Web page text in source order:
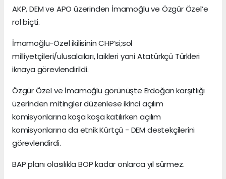
AKP, DEM ve APO üzerinden İmamoğlu ve Özgür Özel’e
rol biçti.
İmamoğlu-Özel ikilisinin CHP’si;sol
milliyetçileri/ulusalcıları, laikleri yani Atatürkçü Türkleri
iknaya görevlendirildi.
Özgür Özel ve İmamoğlu görünüşte Erdoğan karşıtlığı
üzerinden mitingler düzenlese ikinci açılım
komisyonlarına koşa koşa katılırken açılım
komisyonlarına da etnik Kürtçü - DEM destekçilerini
görevlendirdi.
BAP planı olasılıkla BOP kadar onlarca yıl sürmez.